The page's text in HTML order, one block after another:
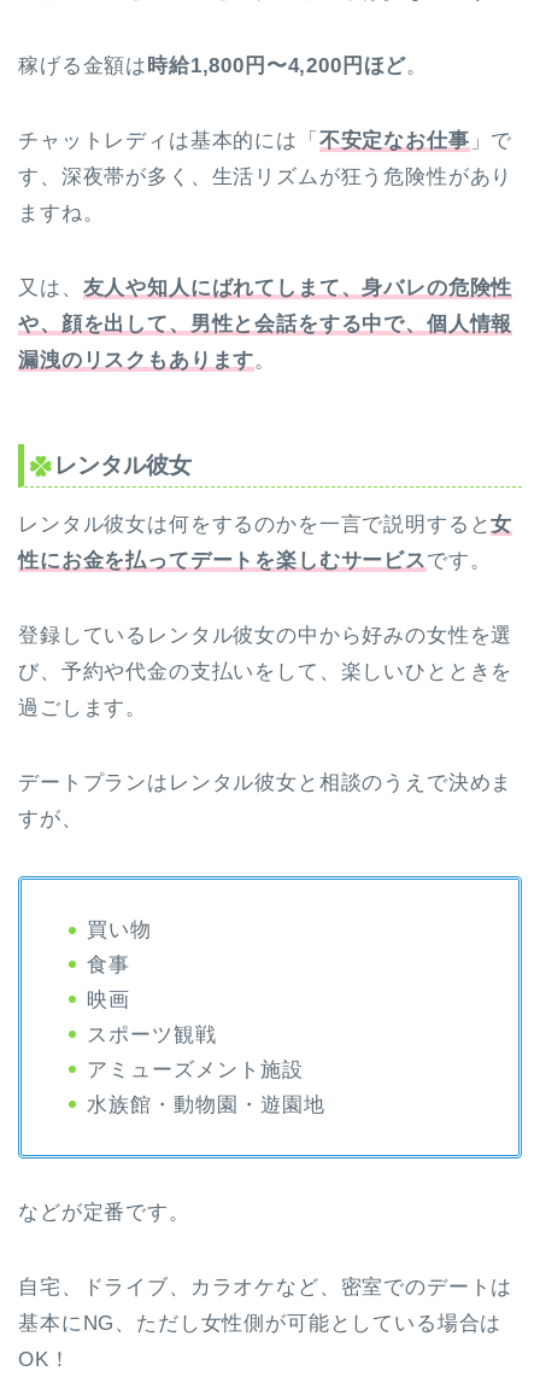
稼げる金額は 時給1,800円〜4,200円ほど。
チャットレディは基本的には「 不安定なお仕事 」で
す、深夜帯が多く、生活リズムが狂う危険性があり
ますね。
又は、 友人や知人にばれてしまて、身バレの危険性
や、顔を出して、男性と会話をする中で、個人情報
漏洩のリスクもあります。
レンタル彼女
レンタル彼女は何をするのかを一言で説明すると女
性にお金を払ってデートを楽しむサービスです。
登録しているレンタル彼女の中から好みの女性を選
び、予約や代金の支払いをして、楽しいひとときを
過ごします。
デートプランはレンタル彼女と相談のうえで決めま
すが、
買い物
食事
映画
スポーツ観戦
アミューズメント施設
水族館・動物園・遊園地
などが定番です。
自宅、ドライブ、カラオケなど、密室でのデートは
基本にNG、ただし女性側が可能としている場合は
OK！